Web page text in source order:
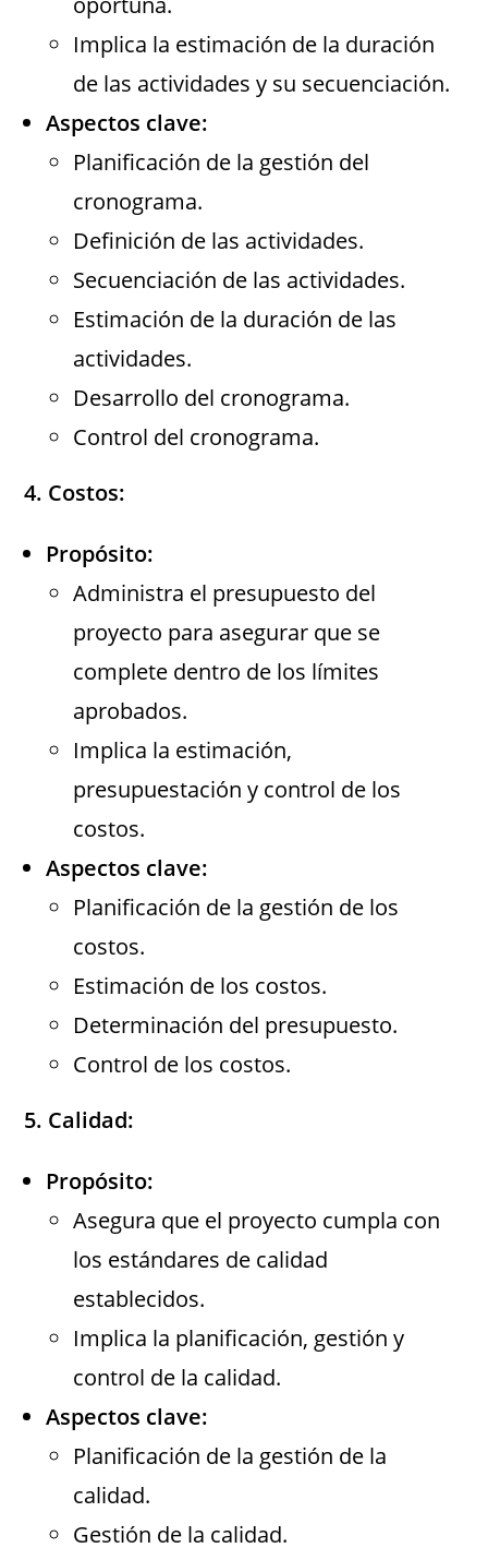
Implica la estimación de la duración
de las actividades y su secuenciación.
Aspectos clave:
Planificación de la gestión del
cronograma.
Definición de las actividades.
Secuenciación de las actividades.
Estimación de la duración de las
actividades.
Desarrollo del cronograma.
Control del cronograma.
4. Costos:
Propósito:
Administra el presupuesto del
proyecto para asegurar que se
complete dentro de los límites
aprobados.
Implica la estimación,
presupuestación y control de los
costos.
Aspectos clave:
Planificación de la gestión de los
costos.
Estimación de los costos.
Determinación del presupuesto.
Control de los costos.
5. Calidad:
Propósito:
Asegura que el proyecto cumpla con
los estándares de calidad
establecidos.
Implica la planificación, gestión y
control de la calidad.
Aspectos clave:
Planificación de la gestión de la
calidad.
Gestión de la calidad.